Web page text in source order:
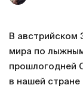
В австрийском
мира по
прошлогодней
в нашей